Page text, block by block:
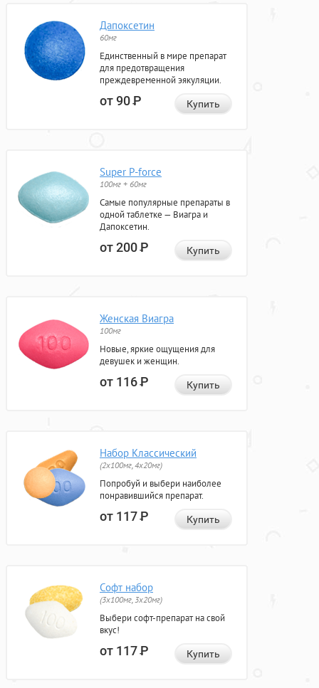
Дапоксетин
60мг
Единственный в мире препарат
для предотвращения
преждевременной эякуляции.
от 90Р Купить
Super P-force
100мг + 60мг
Самые популярные препараты в
одной таблетке — Виагра и
Дапоксетин.
от 200Р Купить
Женская Виагра
100мг
Новые, яркие ощущения для
девушек и женщин.
от 116Р Купить
Набор Классический
(2x100мг, 4x20мг)
Попробуй и выбери наиболее
понравившийся препарат.
от 117Р Купить
Софт набор
(3x100мг, 3x20мг)
Выбери софт-препарат на свой
вкус!
от 117Р Купить